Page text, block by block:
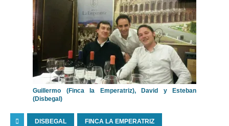
Guillermo (Finca la Emperatriz), David y Esteban
(Disbegal)
DISBEGAL FINCA LA EMPERATRIZ